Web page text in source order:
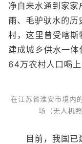
净自来水通到家家
雨、毛驴驮水的历
村，这里曾受喀斯
建成城乡供水一体
64万农村人口喝
在江苏省淮安市境内
场（无人机
目前，我国已建